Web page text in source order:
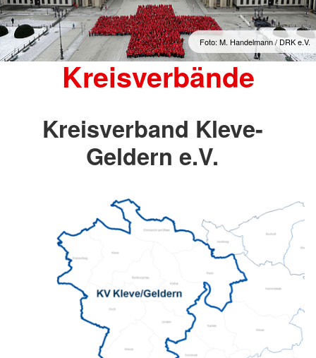
Foto: M. Handelmann / DRK e.V.
Kreisverbände
Kreisverband Kleve-
Geldern e.V.